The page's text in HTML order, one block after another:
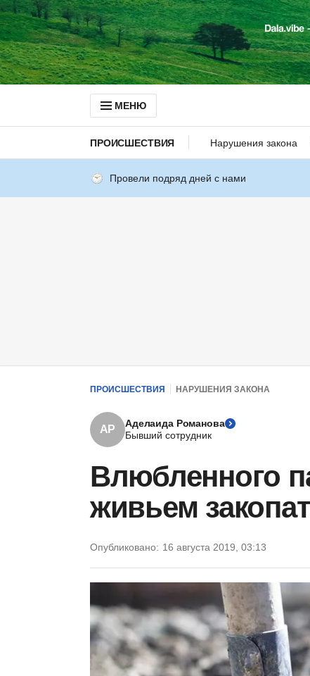
МЕНЮ
ПРОИСШЕСТВИЯ Нарушения закона
Провели подряд дней с нами
ПРОИСШЕСТВИЯ НАРУШЕНИЯ ЗАКОНА
АР
Аделаида Романова
Бывший сотрудник
Влюбленного
живьем
Опубликовано: 16 августа 2019, 03:13